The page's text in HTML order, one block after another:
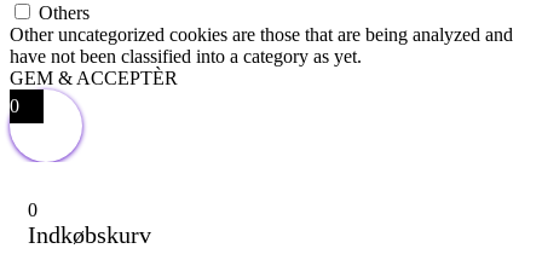
Others
Other uncategorized cookies are those that are being analyzed and
have not been classified into a category as yet.
GEM & ACCEPTÈR
0
0
Indkøbskurv